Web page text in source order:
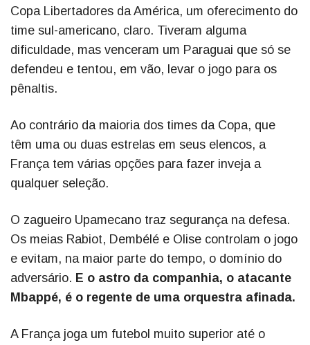
Copa Libertadores da América, um oferecimento do
time sul-americano, claro. Tiveram alguma
dificuldade, mas venceram um Paraguai que só se
defendeu e tentou, em vão, levar o jogo para os
pênaltis.
Ao contrário da maioria dos times da Copa, que
têm uma ou duas estrelas em seus elencos, a
França tem várias opções para fazer inveja a
qualquer seleção.
O zagueiro Upamecano traz segurança na defesa.
Os meias Rabiot, Dembélé e Olise controlam o jogo
e evitam, na maior parte do tempo, o domínio do
adversário. E o astro da companhia, o atacante
Mbappé, é o regente de uma orquestra afinada.
A França joga um futebol muito superior até o